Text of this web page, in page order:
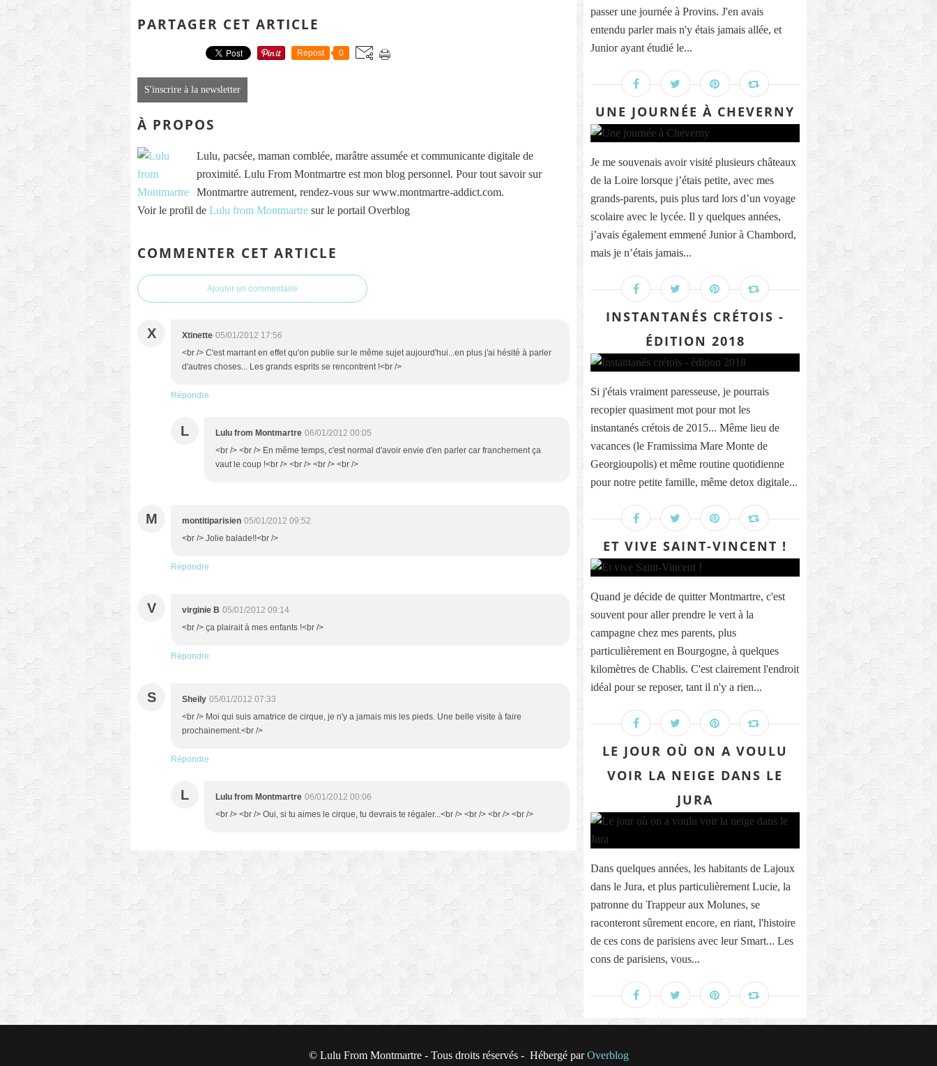
PARTAGER CET ARTICLE
Repost 0
S'inscrire à la newsletter
À PROPOS
Lulu, pacsée, maman comblée, marâtre assumée et communicante digitale de
proximité. Lulu From Montmartre est mon blog personnel. Pour tout savoir sur
Montmartre autrement, rendez-vous sur www.montmartre-addict.com.
Voir le profil de Lulu from Montmartre sur le portail Overblog
COMMENTER CET ARTICLE
Ajouter un commentaire
X Xtinette 05/01/2012 17:56
<br /> C'est marrant en effet qu'on publie sur le même sujet aujourd'hui...en plus j'ai hésité à parler
d'autres choses... Les grands esprits se rencontrent !<br />
Répondre
L Lulu from Montmartre 06/01/2012 00:05
<br /> <br /> En même temps, c'est normal d'avoir envie d'en parler car franchement ça
vaut le coup !<br /> <br /> <br /> <br />
M montitiparisien 05/01/2012 09:52
<br /> Jolie balade!!<br />
Répondre
V virginie B 05/01/2012 09:14
<br /> ça plairait à mes enfants !<br />
Répondre
S Sheily 05/01/2012 07:33
<br /> Moi qui suis amatrice de cirque, je n'y a jamais mis les pieds. Une belle visite à faire
prochainement.<br />
Répondre
L Lulu from Montmartre 06/01/2012 00:06
<br /> <br /> Oui, si tu aimes le cirque, tu devrais te régaler...<br /> <br /> <br /> <br />
passer une journée à Provins. J'en avais
entendu parler mais n'y étais jamais allée, et
Junior ayant étudié le...
UNE JOURNÉE À CHEVERNY
Je me souvenais avoir visité plusieurs châteaux
de la Loire lorsque j’étais petite, avec mes
grands-parents, puis plus tard lors d’un voyage
scolaire avec le lycée. Il y quelques années,
j’avais également emmené Junior à Chambord,
mais je n’étais jamais...
INSTANTANÉS CRÉTOIS -
ÉDITION 2018
Si j'étais vraiment paresseuse, je pourrais
recopier quasiment mot pour mot les
instantanés crétois de 2015... Même lieu de
vacances (le Framissima Mare Monte de
Georgioupolis) et même routine quotidienne
pour notre petite famille, même detox digitale...
ET VIVE SAINT-VINCENT !
Quand je décide de quitter Montmartre, c'est
souvent pour aller prendre le vert à la
campagne chez mes parents, plus
particulièrement en Bourgogne, à quelques
kilomètres de Chablis. C'est clairement l'endroit
idéal pour se reposer, tant il n'y a rien...
LE JOUR OÙ ON A VOULU
VOIR LA NEIGE DANS LE
JURA
Dans quelques années, les habitants de Lajoux
dans le Jura, et plus particulièrement Lucie, la
patronne du Trappeur aux Molunes, se
raconteront sûrement encore, en riant, l'histoire
de ces cons de parisiens avec leur Smart... Les
cons de parisiens, vous...
© Lulu From Montmartre - Tous droits réservés - Hébergé parOverblog